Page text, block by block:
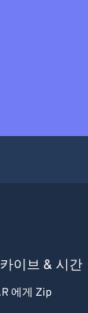
이브 & 시간
에게 Zip